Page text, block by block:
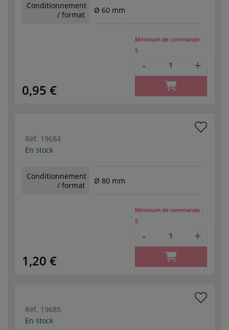
Conditionnement
/ format
Ø 60 mm
0,95 €
Minimum de commande :
5
- +
Réf. 19684
En stock
Conditionnement
/ format
Ø 80 mm
1,20 €
Minimum de commande :
5
- +
Réf. 19685
En stock